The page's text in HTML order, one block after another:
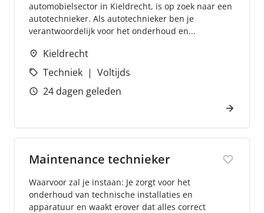
automobielsector in Kieldrecht, is op zoek naar een
autotechnieker. Als autotechnieker ben je
verantwoordelijk voor het onderhoud en...
Kieldrecht
Techniek
Voltijds
24 dagen geleden
Maintenance technieker
Waarvoor zal je instaan: Je zorgt voor het
onderhoud van technische installaties en
apparatuur en waakt erover dat alles correct